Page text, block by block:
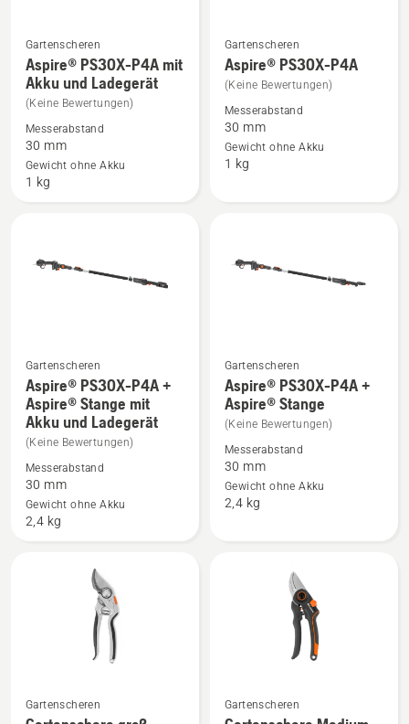
Mehr
Details
zu
Aspire®
PS30X-
P4A
mit
Ladegerät
anzeigen
Gartenscheren
Aspire® PS30X-P4A mit
Akku und Ladegerät
(Keine Bewertungen)
Messerabstand
30 mm
Gewicht ohne Akku
1 kg
Mehr
Details
Aspire®
PS30X-
P4A
Gartenscheren
Aspire® PS30X-P4A
(Keine Bewertungen)
Messerabstand
30 mm
Gewicht ohne Akku
1 kg
Mehr
Details
zu
Aspire®
PS30X-
P4A
Gartenscheren
Aspire® PS30X-P4A +
Aspire® Stange mit
Akku und Ladegerät
(Keine Bewertungen)
Messerabstand
30 mm
Gewicht ohne Akku
2,4 kg
Mehr
Details
zu
Aspire®
PS30X-
P4A
Gartenscheren
Aspire® PS30X-P4A +
Aspire® Stange
(Keine Bewertungen)
Messerabstand
30 mm
Gewicht ohne Akku
2,4 kg
Details
Gartenscheren
Details
Gartenscheren